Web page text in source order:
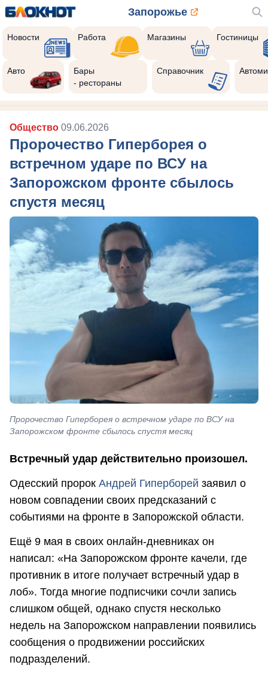
Запорожье
Новости Работа Магазины Гостиницы
Авто
Бары
- рестораны
Справочник
Общество 09.06.2026
Пророчество Гиперборея о
встречном ударе по ВСУ на
Запорожском фронте сбылось
спустя месяц
Пророчество Гиперборея о встречном ударе по ВСУ на
Запорожском фронте сбылось спустя месяц
Встречный удар действительно произошел.
Одесский пророк Андрей Гиперборей заявил о
новом совпадении своих предсказаний с
событиями на фронте в Запорожской области.
Ещё 9 мая в своих онлайн-дневниках он
написал: «На Запорожском фронте качели, где
противник в итоге получает встречный удар в
лоб». Тогда многие подписчики сочли запись
слишком общей, однако спустя несколько
недель на Запорожском направлении появились
сообщения о продвижении российских
подразделений.